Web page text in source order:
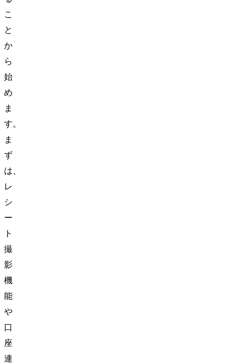
こ
と
か
ら
始
め
ま
す。
ま
ず
は、
レ
シ
ー
ト
撮
影
機
能
や
口
座
連